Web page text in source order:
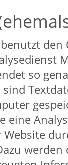
des abrufenden
aus die Datei
angeforderten
Datenmenge
(Datei
nicht gefunden
des Typs des